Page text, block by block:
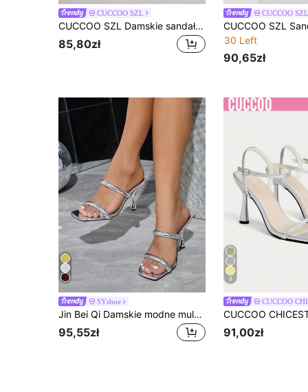
CUCCOO SZL
CUCCOO SZL Damskie sandały z siateczki, modne na lato, uniwersalne, na wysokich obcasach, nowe, seksowne sandały na szpilce, buty wiosenne, na obcasie
85,80zł
CUCCOO SZL
30 Left
90,65zł
SYshoe
Jin Bei Qi Damskie modne mule na wysokim obcasie z kwadratowym noskiem i paskiem, otwarte palce, lustrzane srebrne, eleganckie, seksowne, luksusowe sandały imprezowe na cienkim wysokim obcasie, odpowiednie na wyjścia, spotkania, podróże, wakacje i do noszenia na co dzień
95,55zł
8
CUCCOO
91,00zł